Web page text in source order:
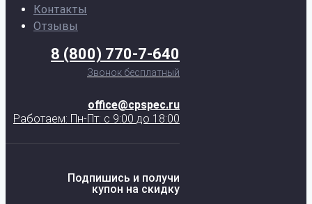
Контакты
Отзывы
8 (800) 770-7-640
Звонок бесплатный
office@cpspec.ru
Работаем: Пн-Пт: с 9:00 до 18:00
Подпишись и получи
купон на скидку